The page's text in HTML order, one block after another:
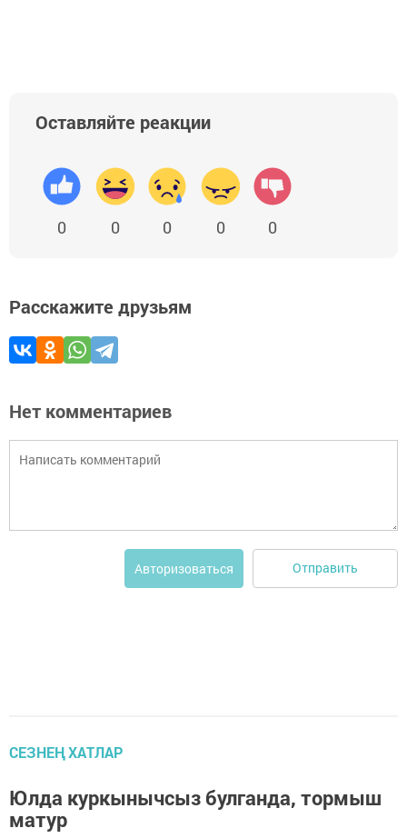
Оставляйте реакции
0 0 0 0 0
Расскажите друзьям
Нет комментариев
Авторизоваться Отправить
СЕЗНЕҢ ХАТЛАР
Юлда куркынычсыз булганда, тормыш
матур